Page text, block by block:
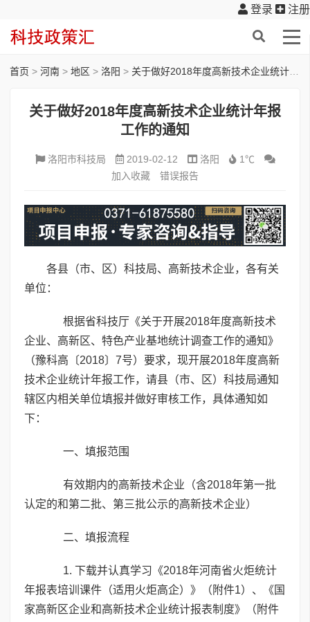
登录 注册
首页 > 河南 > 地区 > 洛阳 > 关于做好2018年度高新技术企业统计年报工作的通知
关于做好2018年度高新技术企业统计年报
工作的通知
洛阳市科技局 2019-02-12 洛阳
1℃
加入收藏
错误报告
各县（市、区）科技局、高新技术企业，各有关
单位：
根据省科技厅《关于开展2018年度高新技术
企业、高新区、特色产业基地统计调查工作的通知》
（豫科高〔2018〕7号）要求，现开展2018年度高新
技术企业统计年报工作，请县（市、区）科技局通知
辖区内相关单位填报并做好审核工作，具体通知如
下：
一、填报范围
有效期内的高新技术企业（含2018年第一批
认定的和第二批、第三批公示的高新技术企业）
二、填报流程
1. 下载并认真学习《2018年河南省火炬统计
年报表培训课件（适用火炬高企）》（附件1）、《国
家高新区企业和高新技术企业统计报表制度》（附件